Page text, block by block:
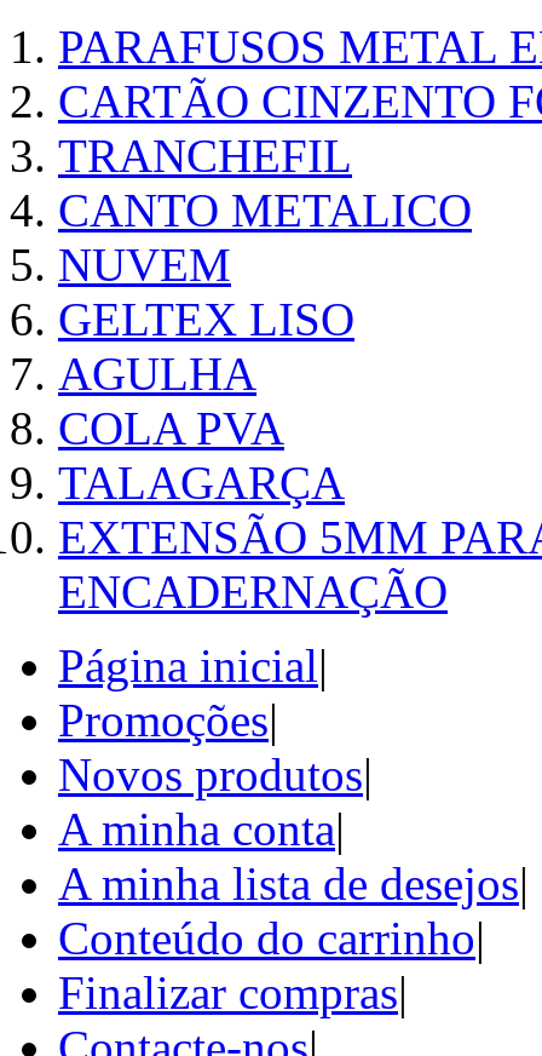
PARAFUSOS METAL
CARTÃO CINZENTO
TRANCHEFIL
CANTO METALICO
NUVEM
GELTEX LISO
AGULHA
COLA PVA
TALAGARÇA
EXTENSÃO 5MM
ENCADERNAÇÃO
Página inicial|
Promoções|
Novos produtos|
A minha conta|
A minha lista de desejos|
Conteúdo do carrinho|
Finalizar compras|